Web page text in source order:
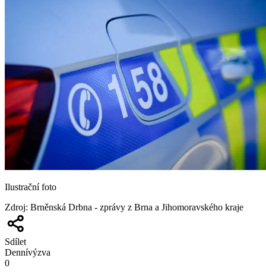
Ilustrační foto
Zdroj: Brněnská Drbna - zprávy z Brna a Jihomoravského kraje
Sdílet
Dennívýzva
0